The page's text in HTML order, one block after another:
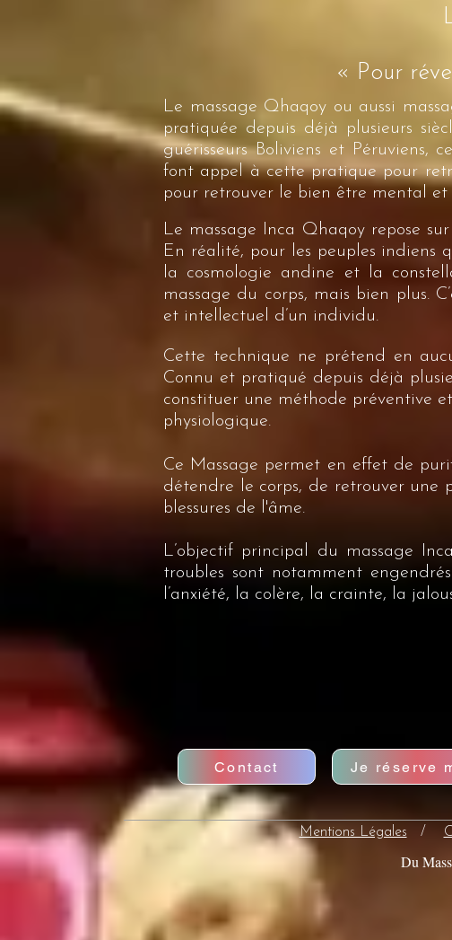
« Pour
Le massage Qhaqoy ou aussi
pratiquée depuis déjà plusieurs
guérisseurs Boliviens et Péruviens,
font appel à cette pratique pour
pour retrouver le bien être mental et
Le massage Inca Qhaqoy repose
En réalité, pour les peuples
la cosmologie andine et la
massage du corps, mais bien plus.
et intellectuel d’un individu.
Cette technique ne prétend en
Connu et pratiqué depuis déjà
constituer une méthode préventive
physiologique.
Ce Massage permet en effet de
détendre le corps, de retrouver une
blessures de l'âme.
L’objectif principal du massage
troubles sont notamment
l’anxiété, la colère, la crainte, la
Contact Je réserve
Du
Mentions Légales /